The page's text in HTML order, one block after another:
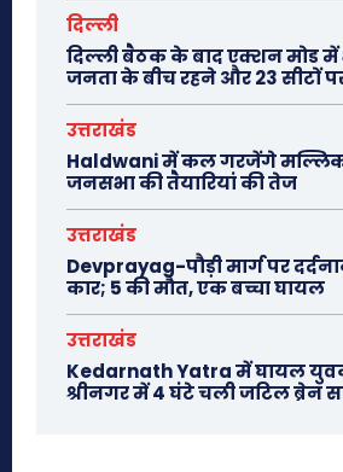
दिल्ली
दिल्ली बैठक के बाद एक्शन मोड में
जनता के बीच रहने और 23 सीटों
उत्तराखंड
Haldwani में कल गरजेंगे
जनसभा की तैयारियां की तेज
उत्तराखंड
Devprayag-पौड़ी मार्ग पर
कार; 5 की मौत, एक बच्चा घायल
उत्तराखंड
Kedarnath Yatra में घायल
श्रीनगर में 4 घंटे चली जटिल ब्रेन